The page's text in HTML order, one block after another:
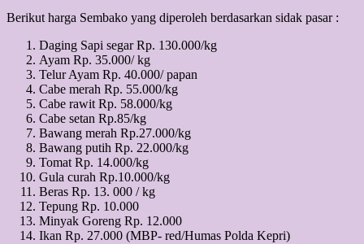
Berikut harga Sembako yang diperoleh berdasarkan sidak pasar :
Daging Sapi segar Rp. 130.000/kg
Ayam Rp. 35.000/ kg
Telur Ayam Rp. 40.000/ papan
Cabe merah Rp. 55.000/kg
Cabe rawit Rp. 58.000/kg
Cabe setan Rp.85/kg
Bawang merah Rp.27.000/kg
Bawang putih Rp. 22.000/kg
Tomat Rp. 14.000/kg
Gula curah Rp.10.000/kg
Beras Rp. 13. 000 / kg
Tepung Rp. 10.000
Minyak Goreng Rp. 12.000
Ikan Rp. 27.000 (MBP- red/Humas Polda Kepri)